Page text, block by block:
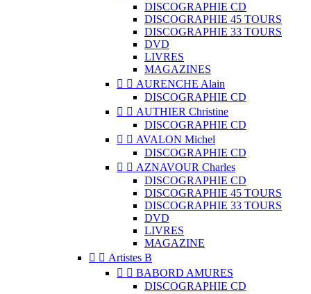
DISCOGRAPHIE CD
DISCOGRAPHIE 45 TOURS
DISCOGRAPHIE 33 TOURS
DVD
LIVRES
MAGAZINES
  AURENCHE Alain
DISCOGRAPHIE CD
  AUTHIER Christine
DISCOGRAPHIE CD
  AVALON Michel
DISCOGRAPHIE CD
  AZNAVOUR Charles
DISCOGRAPHIE CD
DISCOGRAPHIE 45 TOURS
DISCOGRAPHIE 33 TOURS
DVD
LIVRES
MAGAZINE
  Artistes B
  BABORD AMURES
DISCOGRAPHIE CD